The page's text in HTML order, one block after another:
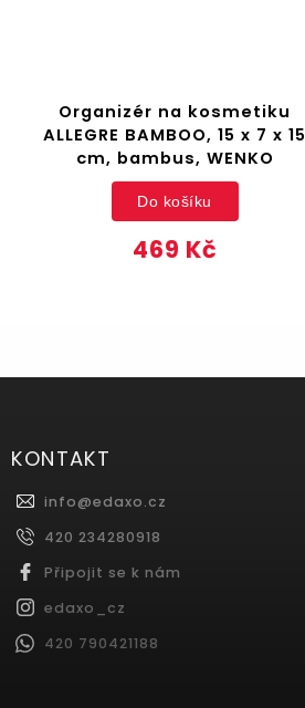
Organizér na kosmetiku
ALLEGRE BAMBOO, 15 x 7 x 15
cm, bambus, WENKO
469 Kč
Do košíku
KONTAKT
info@edaxo.cz
420 234280918
Připojit se k nám
edaxo_cz
420 790421188